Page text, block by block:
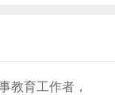
教育工作者，